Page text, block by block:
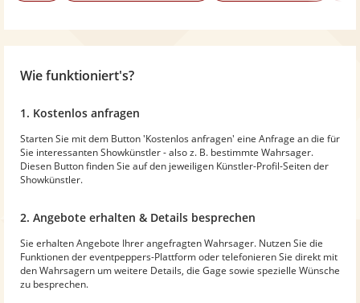
Wie funktioniert's?
1. Kostenlos anfragen
Starten Sie mit dem Button 'Kostenlos anfragen' eine Anfrage an die für
Sie interessanten Showkünstler - also z. B. bestimmte Wahrsager.
Diesen Button finden Sie auf den jeweiligen Künstler-Profil-Seiten der
Showkünstler.
2. Angebote erhalten & Details besprechen
Sie erhalten Angebote Ihrer angefragten Wahrsager. Nutzen Sie die
Funktionen der eventpeppers-Plattform oder telefonieren Sie direkt mit
den Wahrsagern um weitere Details, die Gage sowie spezielle Wünsche
zu besprechen.